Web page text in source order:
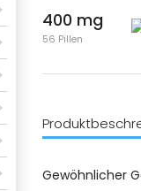
400 mg
56 Pillen
Gewöhnlicher